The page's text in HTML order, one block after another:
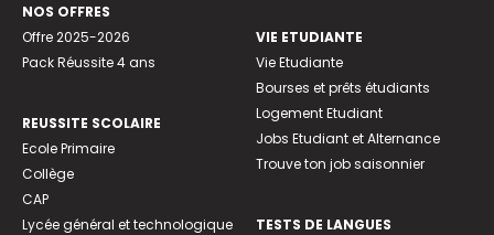
NOS OFFRES
Offre 2025-2026
Pack Réussite 4 ans
REUSSITE SCOLAIRE
Ecole Primaire
Collège
CAP
Lycée général et technologique
VIE ETUDIANTE
Vie Etudiante
Bourses et prêts étudiants
Logement Etudiant
Jobs Etudiant et Alternance
Trouve ton job saisonnier
TESTS DE LANGUES